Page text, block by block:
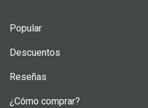
Popular
Descuentos
Reseñas
¿Cómo comprar?